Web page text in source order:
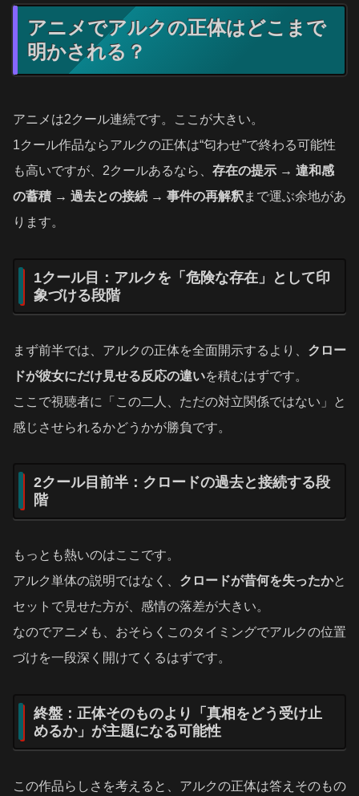
アニメでアルクの正体はどこまで
明かされる？
アニメは2クール連続です。ここが大きい。
1クール作品ならアルクの正体は“匂わせ”で終わる可能性
も高いですが、2クールあるなら、 存在の提示 → 違和感
の蓄積 → 過去との接続 → 事件の再解釈まで運ぶ余地があ
ります。
1クール目：アルクを「危険な存在」として印
象づける段階
まず前半では、アルクの正体を全面開示するより、 クロー
ドが彼女にだけ見せる反応の違いを積むはずです。
ここで視聴者に「この二人、ただの対立関係ではない」と
感じさせられるかどうかが勝負です。
2クール目前半：クロードの過去と接続する段
階
もっとも熱いのはここです。
アルク単体の説明ではなく、 クロードが昔何を失ったかと
セットで見せた方が、感情の落差が大きい。
なのでアニメも、おそらくこのタイミングでアルクの位置
づけを一段深く開けてくるはずです。
終盤：正体そのものより「真相をどう受け止
めるか」が主題になる可能性
この作品らしさを考えると、アルクの正体は答えそのもの